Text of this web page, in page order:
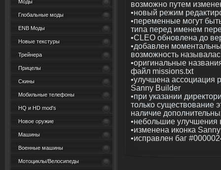
Моды
Глобальные моды
ENB Моды
Новые текстуры
Трейнера
Прицелы
Скины
Мобильные телефоны
HQ и HD mod's
Новое оружие
Машины
Военные машины
Мотоциклы/Велосипеды
возможно путем
•новый режим
•переменные могут
типа перед именем
•CLEO обновлена до
•добавлен
возможность
•оригинальные
файл missions.txt
•улучшена ассоциация
Sanny Builder
•при указании
только существование
наличие
•небольшие
•изменена иконка
•исправлен баг